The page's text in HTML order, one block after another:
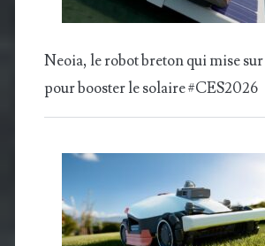
Neoia, le robot breton qui mise sur
pour booster le solaire #CES2026